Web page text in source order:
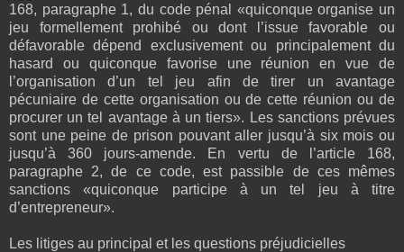
168, paragraphe 1, du code pénal «quiconque organise un
jeu formellement prohibé ou dont l’issue favorable ou
défavorable dépend exclusivement ou principalement du
hasard ou quiconque favorise une réunion en vue de
l’organisation d’un tel jeu afin de tirer un avantage
pécuniaire de cette organisation ou de cette réunion ou de
procurer un tel avantage à un tiers». Les sanctions prévues
sont une peine de prison pouvant aller jusqu’à six mois ou
jusqu’à 360 jours-amende. En vertu de l’article 168,
paragraphe 2, de ce code, est passible de ces mêmes
sanctions «quiconque participe à un tel jeu à titre
d’entrepreneur».
Les litiges au principal et les questions préjudicielles